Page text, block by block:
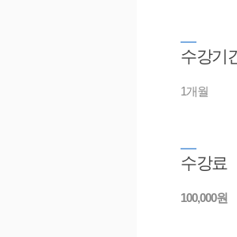
수강기
1개월
수강료
100,000원